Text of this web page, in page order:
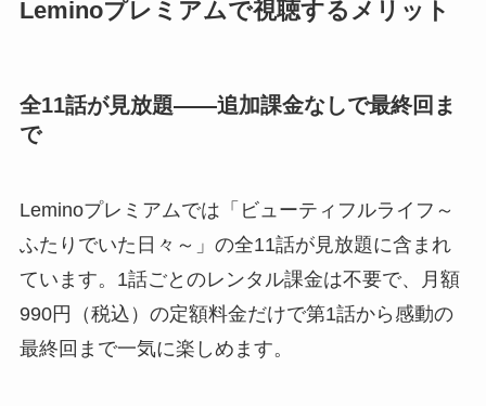
Leminoプレミアムで視聴するメリット
全11話が見放題——追加課金なしで最終回ま
で
Leminoプレミアムでは「ビューティフルライフ～
ふたりでいた日々～」の全11話が見放題に含まれ
ています。1話ごとのレンタル課金は不要で、月額
990円（税込）の定額料金だけで第1話から感動の
最終回まで一気に楽しめます。